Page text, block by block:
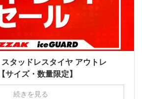
タッドレスタイヤ アウトレ
イズ・数量限定】
続きを見る